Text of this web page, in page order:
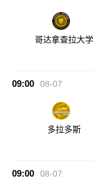
哥达拿查拉大学
09:00 08-07
多拉多斯
09:00 08-07